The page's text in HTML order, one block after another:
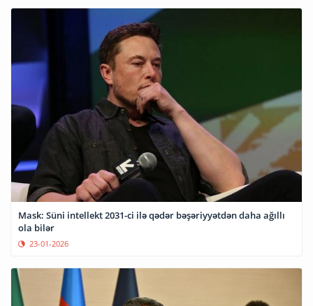
Mask: Süni intellekt 2031-ci ilə qədər bəşəriyyətdən daha ağıllı
ola bilər
23-01-2026